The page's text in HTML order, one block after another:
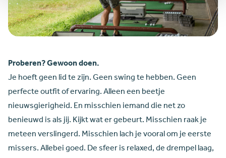
Proberen? Gewoon doen.
Je hoeft geen lid te zijn. Geen swing te hebben. Geen
perfecte outfit of ervaring. Alleen een beetje
nieuwsgierigheid. En misschien iemand die net zo
benieuwd is als jij. Kijkt wat er gebeurt. Misschien raak je
meteen verslingerd. Misschien lach je vooral om je eerste
missers. Allebei goed. De sfeer is relaxed, de drempel laag,